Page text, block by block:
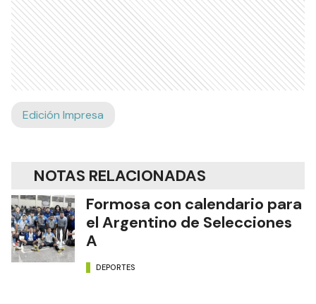
Edición Impresa
NOTAS RELACIONADAS
Formosa con calendario para
el Argentino de Selecciones
A
DEPORTES